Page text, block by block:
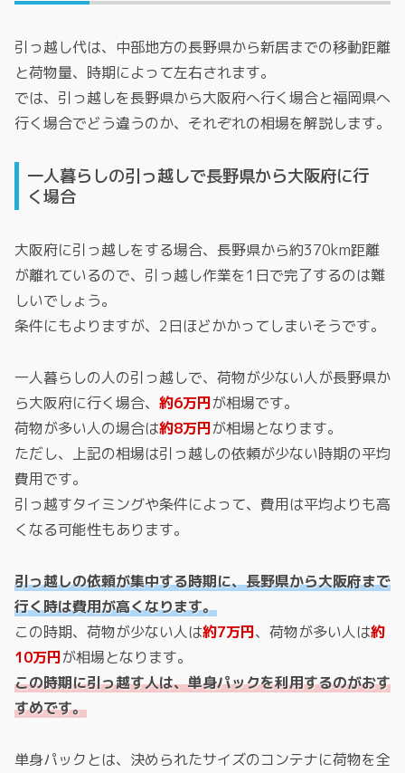
引っ越し代は、中部地方の長野県から新居までの移動距離
と荷物量、時期によって左右されます。
では、引っ越しを長野県から大阪府へ行く場合と福岡県へ
行く場合でどう違うのか、それぞれの相場を解説します。
一人暮らしの引っ越しで長野県から大阪府に行
く場合
大阪府に引っ越しをする場合、長野県から約370km距離
が離れているので、引っ越し作業を1日で完了するのは難
しいでしょう。
条件にもよりますが、2日ほどかかってしまいそうです。
一人暮らしの人の引っ越しで、荷物が少ない人が長野県か
ら大阪府に行く場合、 約6万円が相場です。
荷物が多い人の場合は約8万円が相場となります。
ただし、上記の相場は引っ越しの依頼が少ない時期の平均
費用です。
引っ越すタイミングや条件によって、費用は平均よりも高
くなる可能性もあります。
引っ越しの依頼が集中する時期に、長野県から大阪府まで
行く時は費用が高くなります。
この時期、荷物が少ない人は約7万円、荷物が多い人は約
10万円が相場となります。
この時期に引っ越す人は、単身パックを利用するのがおす
すめです。
単身パックとは、決められたサイズのコンテナに荷物を全